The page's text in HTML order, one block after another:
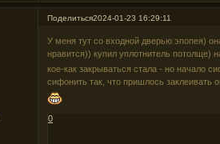
Поделиться2024-01-23 16:29:11
У меня тут со входной дверью эпопея)
нравится)) купил уплотнитель потолще)
кое-как закрываться стала - но начало
сифонить так, что пришлось заклеивать
0